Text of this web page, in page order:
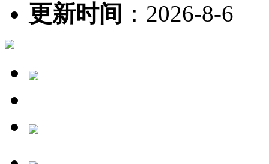
更新时间 ： 2026-8-6